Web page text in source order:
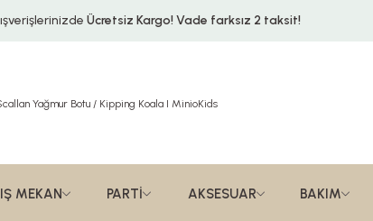
Ücretsiz Kargo!Vade farksız 2 taksit!
MEKAN PARTİ AKSESUAR BAKIM